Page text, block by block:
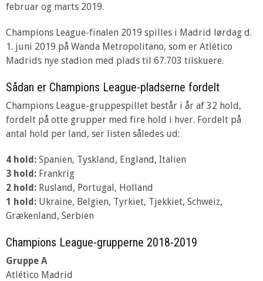
februar og marts 2019.
Champions League-finalen 2019 spilles i Madrid lørdag d.
1. juni 2019 på Wanda Metropolitano, som er Atlético
Madrids nye stadion med plads til 67.703 tilskuere.
Sådan er Champions League-pladserne fordelt
Champions League-gruppespillet består i år af 32 hold,
fordelt på otte grupper med fire hold i hver. Fordelt på
antal hold per land, ser listen således ud:
4 hold: Spanien, Tyskland, England, Italien
3 hold: Frankrig
2 hold: Rusland, Portugal, Holland
1 hold: Ukraine, Belgien, Tyrkiet, Tjekkiet, Schweiz,
Grækenland, Serbien
Champions League-grupperne 2018-2019
Gruppe A
Atlético Madrid